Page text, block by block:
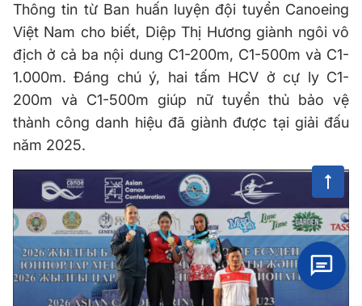
Thông tin từ Ban huấn luyện đội tuyển Canoeing
Việt Nam cho biết, Diệp Thị Hương giành ngôi vô
địch ở cả ba nội dung C1-200m, C1-500m và C1-
1.000m. Đáng chú ý, hai tấm HCV ở cự ly C1-
200m và C1-500m giúp nữ tuyển thủ bảo vệ
thành công danh hiệu đã giành được tại giải đấu
năm 2025.